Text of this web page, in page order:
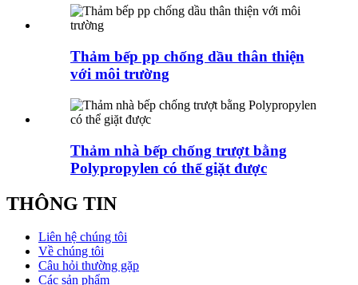
Thảm bếp pp chống dầu thân thiện
với môi trường
Thảm nhà bếp chống trượt bằng
Polypropylen có thể giặt được
THÔNG TIN
Liên hệ chúng tôi
Về chúng tôi
Câu hỏi thường gặp
Các sản phẩm